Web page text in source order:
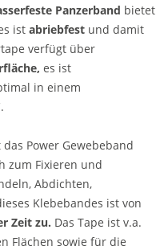
Panzerband bietet
ist abriebfest und damit
verfügt über
es ist
in einem
Power Gewebeband
zum Fixieren und
Abdichten,
Klebebandes ist von
Zeit zu. Das Tape ist v.a.
Flächen sowie für die